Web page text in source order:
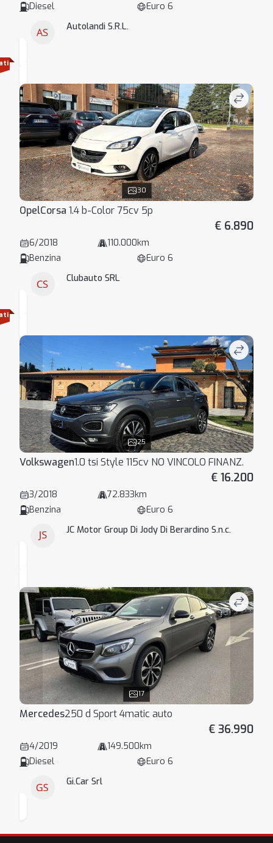
Diesel
Euro 6
Autolandi S.R.L.
30
OpelCorsa 1.4 b-Color 75cv 5p
€ 6.890
6/2018
110.000km
Benzina
Euro 6
Clubauto SRL
25
Volkswagen1.0 tsi Style 115cv NO VINCOLO FINANZ.
€ 16.200
3/2018
72.833km
Benzina
Euro 6
JC Motor Group Di Jody Di Berardino S.n.c.
17
Mercedes250 d Sport 4matic auto
€ 36.990
4/2019
149.500km
Diesel
Euro 6
Gi.Car Srl